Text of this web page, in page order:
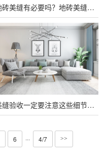
地砖美缝有必要吗？地砖美缝该怎么做？
美缝验收一定要注意这些细节，免得日后糟心
6 ··· 4/7 >>